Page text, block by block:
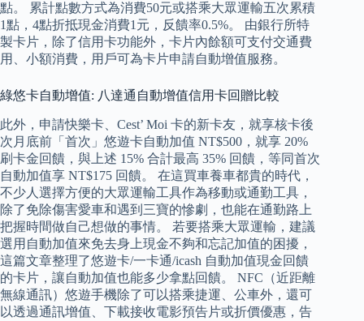
點。 累計點數方式為消費50元或搭乘大眾運輸五次累積
1點，4點折抵現金消費1元，反饋率0.5%。 由銀行所特
製卡片，除了信用卡功能外，卡片內餘額可支付交通費
用、小額消費，用戶可為卡片申請自動增值服務。
綠悠卡自動增值: 八達通自動增值信用卡回贈比較
此外，申請快樂卡、Cest’ Moi 卡的新卡友，就享核卡後
次月底前「首次」悠遊卡自動加值 NT$500，就享 20%
刷卡金回饋，與上述 15% 合計最高 35% 回饋，等同首次
自動加值享 NT$175 回饋。 在這買車養車都貴的時代，
不少人選擇方便的大眾運輸工具作為移動或通勤工具，
除了免除傷害愛車和遇到三寶的慘劇，也能在通勤路上
把握時間做自己想做的事情。 若要搭乘大眾運輸，建議
選用自動加值來免去身上現金不夠和忘記加值的困擾，
這篇文章整理了悠遊卡/一卡通/icash 自動加值現金回饋
的卡片，讓自動加值也能多少拿點回饋。 NFC（近距離
無線通訊）悠遊手機除了可以搭乘捷運、公車外，還可
以透過通訊增值、下載接收電影預告片或折價優惠，告